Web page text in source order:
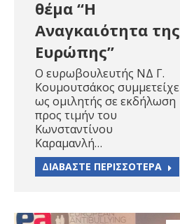
θέμα “Η
Αναγκαιότητα της
Ευρώπης”
O ευρωβουλευτής ΝΔ Γ.
Κουμουτσάκος συμμετείχε
ως ομιλητής σε εκδήλωση
προς τιμήν του
Κωνσταντίνου
Καραμανλή…
ΔΙΑΒΑΣΤΕ ΠΕΡΙΣΣΟΤΕΡΑ